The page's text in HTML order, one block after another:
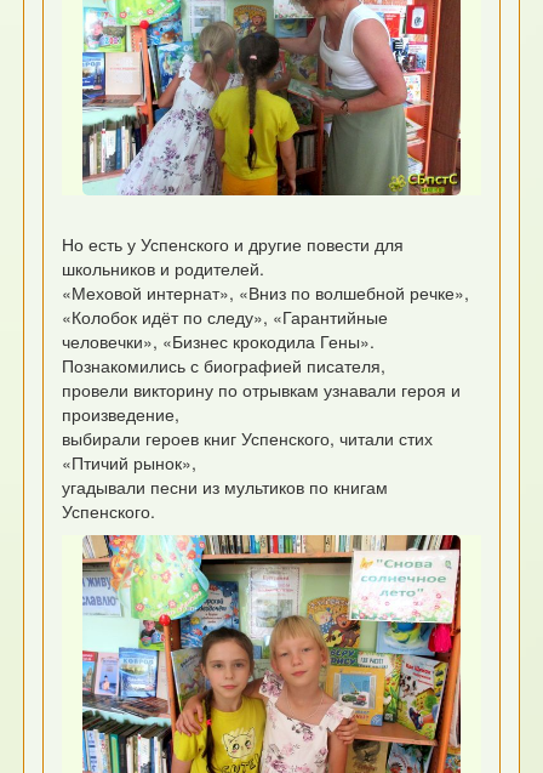
Но есть у Успенского и другие повести для
школьников и родителей.
«Меховой интернат», «Вниз по волшебной речке»,
«Колобок идёт по следу», «Гарантийные
человечки», «Бизнес крокодила Гены».
Познакомились с биографией писателя,
провели викторину по отрывкам узнавали героя и
произведение,
выбирали героев книг Успенского, читали стих
«Птичий рынок»,
угадывали песни из мультиков по книгам
Успенского.